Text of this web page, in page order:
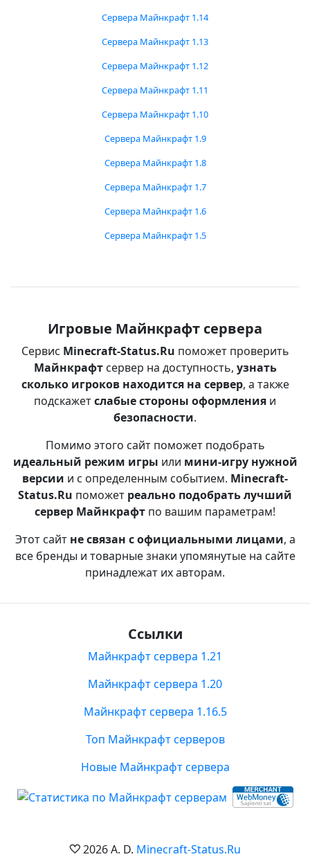
Сервера Майнкрафт 1.14
Сервера Майнкрафт 1.13
Сервера Майнкрафт 1.12
Сервера Майнкрафт 1.11
Сервера Майнкрафт 1.10
Сервера Майнкрафт 1.9
Сервера Майнкрафт 1.8
Сервера Майнкрафт 1.7
Сервера Майнкрафт 1.6
Сервера Майнкрафт 1.5
Игровые Майнкрафт сервера
Сервис Minecraft-Status.Ru поможет проверить
Майнкрафтсервер на доступность, узнать
сколько игроков находится на сервер, а также
подскажетслабые стороны оформления и
безопасности.
Помимо этого сайт поможет подобрать
идеальный режим игры или мини-игру нужной
версии и с определенным событием. Minecraft-
Status.Ru поможет реально подобрать лучший
сервер Майнкрафт по вашим параметрам!
Этот сайт не связан с официальными лицами, а
все бренды и товарные знаки упомянутые на сайте
принадлежат их авторам.
Ссылки
Майнкрафт сервера 1.21
Майнкрафт сервера 1.20
Майнкрафт сервера 1.16.5
Топ Майнкрафт серверов
Новые Майнкрафт сервера
2026 A. D. Minecraft-Status.Ru